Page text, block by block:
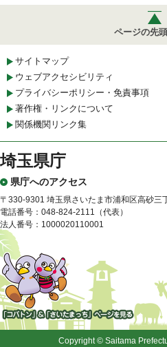
ページの先
サイトマップ
ウェブアクセシビリティ
プライバシーポリシー・免責事項
著作権・リンクについて
関係機関リンク集
埼玉県庁
県庁へのアクセス
〒330-9301 埼玉県さいたま市浦和区高砂三
電話番号：048-824-2111（代表）
法人番号：1000020110001
「コバトン」&「さいたまっ
Copyright © Saitama